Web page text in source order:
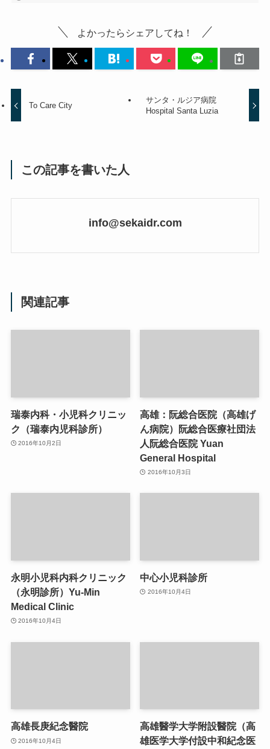
よかったらシェアしてね！
To Care City
サンタ・ルジア病院
Hospital Santa Luzia
この記事を書いた人
info@sekaidr.com
関連記事
瑞泰内科・小児科クリニッ
ク（瑞泰内児科診所）
2016年10月2日
高雄：阮総合医院（高雄げ
ん病院）阮総合医療社団法
人阮総合医院 Yuan
General Hospital
2016年10月3日
永明小児科内科クリニック
（永明診所）Yu-Min
Medical Clinic
2016年10月4日
中心小児科診所
2016年10月4日
高雄長庚紀念醫院
2016年10月4日
高雄醫学大学附設醫院（高
雄医学大学付設中和紀念医